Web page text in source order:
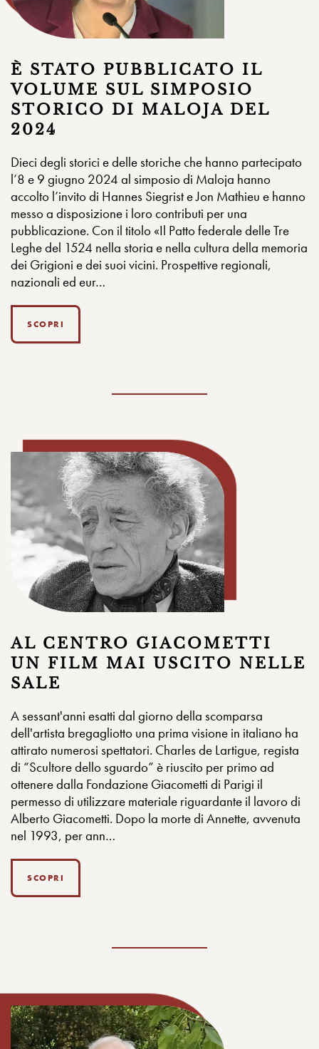
È STATO PUBBLICATO IL
VOLUME SUL SIMPOSIO
STORICO DI MALOJA DEL
2024
Dieci degli storici e delle storiche che hanno partecipato
l’8 e 9 giugno 2024 al simposio di Maloja hanno
accolto l’invito di Hannes Siegrist e Jon Mathieu e hanno
messo a disposizione i loro contributi per una
pubblicazione. Con il titolo «Il Patto federale delle Tre
Leghe del 1524 nella storia e nella cultura della memoria
dei Grigioni e dei suoi vicini. Prospettive regionali,
nazionali ed eur…
SCOPRI
AL CENTRO GIACOMETTI
UN FILM MAI USCITO NELLE
SALE
A sessant'anni esatti dal giorno della scomparsa
dell'artista bregagliotto una prima visione in italiano ha
attirato numerosi spettatori. Charles de Lartigue, regista
di “Scultore dello sguardo” è riuscito per primo ad
ottenere dalla Fondazione Giacometti di Parigi il
permesso di utilizzare materiale riguardante il lavoro di
Alberto Giacometti. Dopo la morte di Annette, avvenuta
nel 1993, per ann…
SCOPRI